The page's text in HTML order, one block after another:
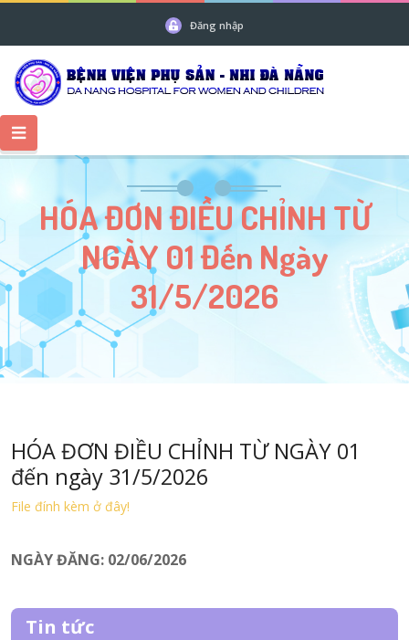
Đăng nhập
HÓA ĐƠN ĐIỀU CHỈNH TỪ
NGÀY 01 Đến Ngày
31/5/2026
HÓA ĐƠN ĐIỀU CHỈNH TỪ NGÀY 01
đến ngày 31/5/2026
File đính kèm ở đây!
NGÀY ĐĂNG: 02/06/2026
Tin tức